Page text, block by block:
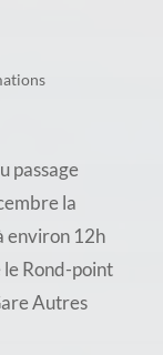
passage
la
environ 12h
le Rond-point
Autres